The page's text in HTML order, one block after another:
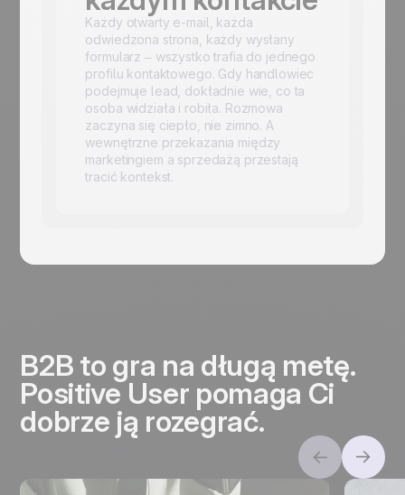
Każdy otwarty e-mail, każda
odwiedzona strona, każdy wysłany
formularz – wszystko trafia do jednego
profilu kontaktowego. Gdy handlowiec
podejmuje lead, dokładnie wie, co ta
osoba widziała i robiła. Rozmowa
zaczyna się ciepło, nie zimno. A
wewnętrzne przekazania między
marketingiem a sprzedażą przestają
tracić kontekst.
B2B to gra na długą metę.
Positive User pomaga Ci
dobrze ją rozegrać.